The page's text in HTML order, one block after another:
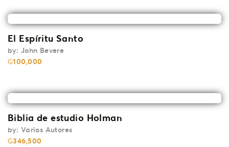
El Espíritu Santo
by: John Bevere
₲100,000
Biblia de estudio Holman
by: Varios Autores
₲346,500